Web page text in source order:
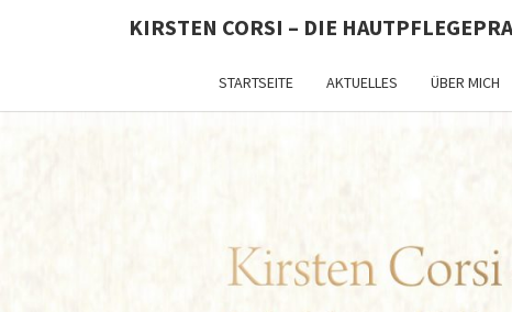
KIRSTEN CORSI – DIE
STARTSEITE AKTUELLES ÜBER MICH